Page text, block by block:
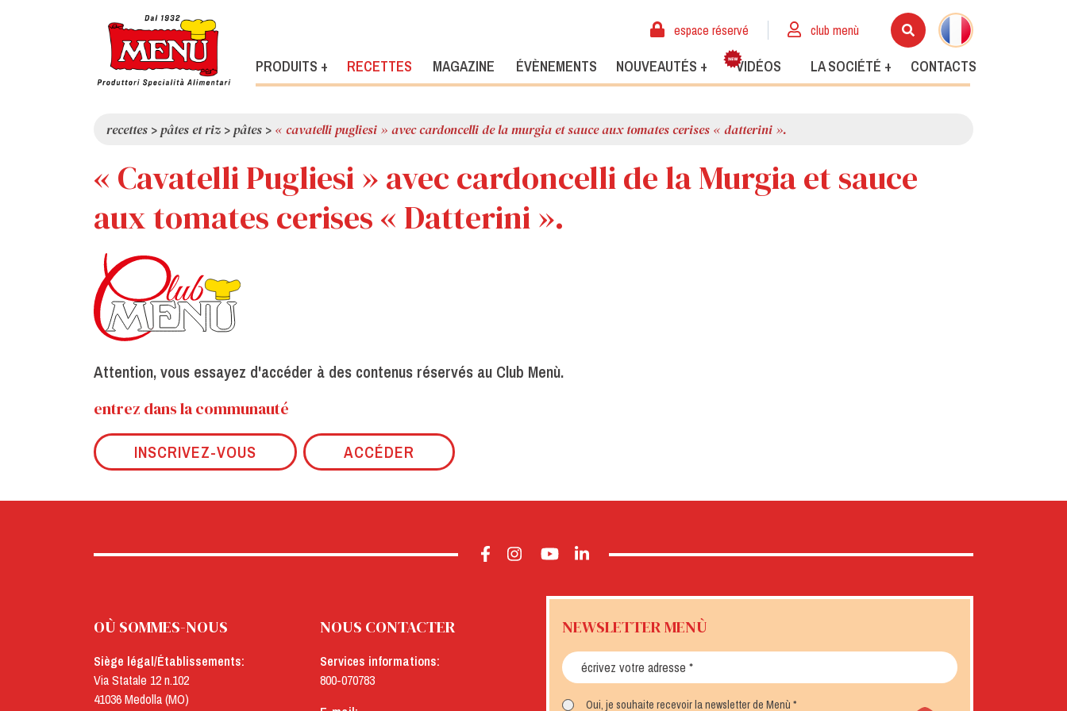
espace réservé club menù
PRODUITS + RECETTES MAGAZINE ÉVÈNEMENTS NOUVEAUTÉS + VIDÉOS LA SOCIÉTÉ + CONTACTS
recettes >pâtes et riz >pâtes > « cavatelli pugliesi » avec cardoncelli de la murgia et sauce aux tomates cerises « datterini ».
« Cavatelli Pugliesi » avec cardoncelli de la Murgia et sauce
aux tomates cerises « Datterini ».
Attention, vous essayez d'accéder à des contenus réservés au Club Menù.
entrez dans la communauté
INSCRIVEZ-VOUS ACCÉDER
OÙ SOMMES-NOUS
Siège légal/Établissements:
Via Statale 12 n.102
41036 Medolla (MO)
NOUS CONTACTER
Services informations:
800-070783
NEWSLETTER MENÙ
Oui, je souhaite recevoir la newsletter de Menù *